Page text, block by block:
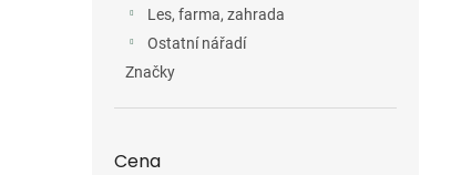
Les, farma, zahrada
Ostatní nářadí
Značky
Cena